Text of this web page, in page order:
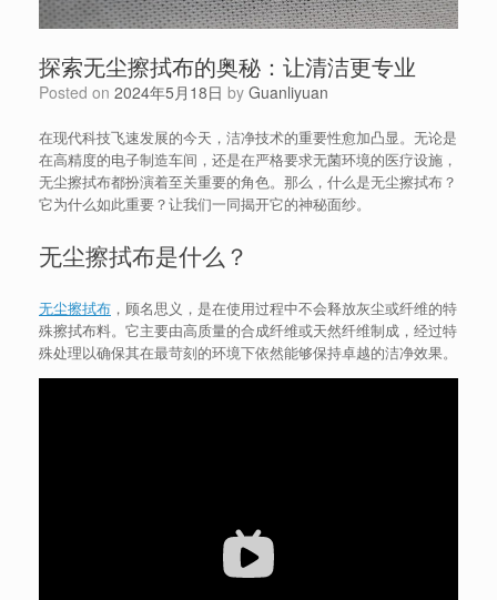
探索无尘擦拭布的奥秘：让清洁更专业
Posted on 2024年5月18日 by Guanliyuan
在现代科技飞速发展的今天，洁净技术的重要性愈加凸显。无论是
在高精度的电子制造车间，还是在严格要求无菌环境的医疗设施，
无尘擦拭布都扮演着至关重要的角色。那么，什么是无尘擦拭布？
它为什么如此重要？让我们一同揭开它的神秘面纱。
无尘擦拭布是什么？
无尘擦拭布 ，顾名思义，是在使用过程中不会释放灰尘或纤维的特
殊擦拭布料。它主要由高质量的合成纤维或天然纤维制成，经过特
殊处理以确保其在最苛刻的环境下依然能够保持卓越的洁净效果。